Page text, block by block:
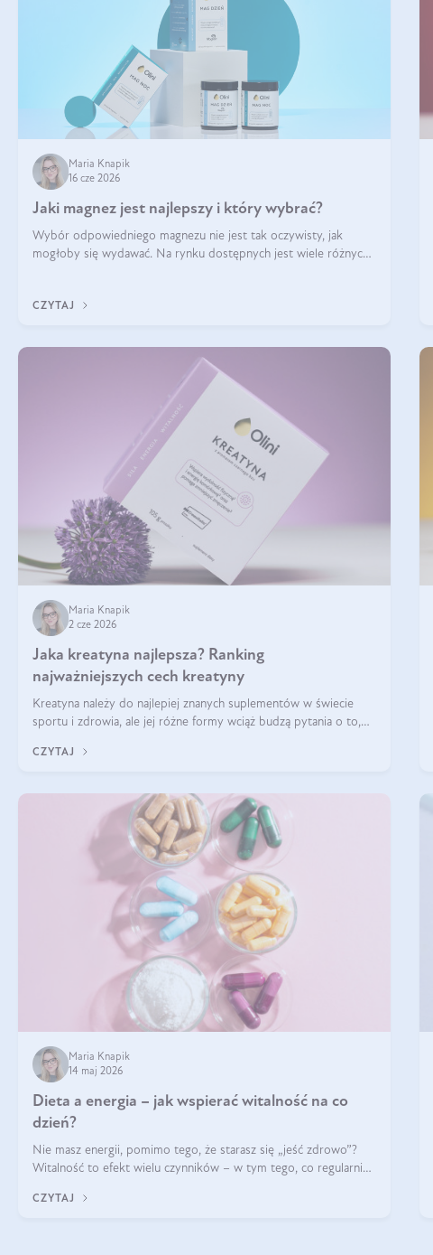
Maria Knapik
16 cze 2026
Jaki magnez jest najlepszy i który wybrać?
Wybór odpowiedniego magnezu nie jest tak oczywisty, jak
mogłoby się wydawać. Na rynku dostępnych jest wiele różnych
CZYTAJ
Maria Knapik
2 cze 2026
Jaka kreatyna najlepsza? Ranking
najważniejszych cech kreatyny
Kreatyna należy do najlepiej znanych suplementów w świecie
sportu i zdrowia, ale jej różne formy wciąż budzą pytania o to,
przyglądamy się temu, jaka forma kreatyny jest najlepsza.
CZYTAJ
Maria Knapik
14 maj 2026
Dieta a energia – jak wspierać witalność na co
dzień?
Nie masz energii, pomimo tego, że starasz się „jeść zdrowo”?
Witalność to efekt wielu czynników – w tym tego, co regularnie
się w zależności od osoby
CZYTAJ